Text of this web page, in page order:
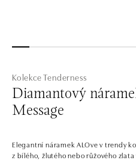
Kolekce Tenderness
Diamantový
Message
Elegantní náramek ALOve v trendy
z bílého, žlutého nebo růžového